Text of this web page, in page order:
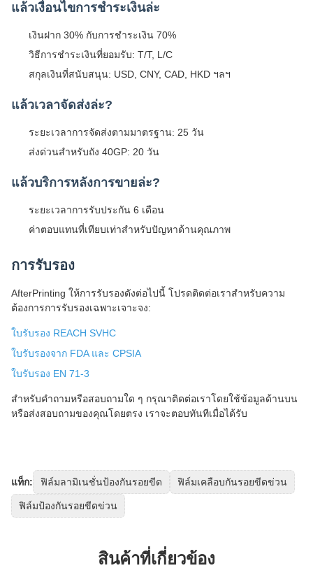
แล้วเงื่อนไขการชําระเงินล่ะ
เงินฝาก 30% กับการชําระเงิน 70%
วิธีการชําระเงินที่ยอมรับ: T/T, L/C
สกุลเงินที่สนับสนุน: USD, CNY, CAD, HKD ฯลฯ
แล้วเวลาจัดส่งล่ะ?
ระยะเวลาการจัดส่งตามมาตรฐาน: 25 วัน
ส่งด่วนสําหรับถัง 40GP: 20 วัน
แล้วบริการหลังการขายล่ะ?
ระยะเวลาการรับประกัน 6 เดือน
ค่าตอบแทนที่เทียบเท่าสําหรับปัญหาด้านคุณภาพ
การรับรอง
AfterPrinting ให้การรับรองดังต่อไปนี้ โปรดติดต่อเราสําหรับความ
ต้องการการรับรองเฉพาะเจาะจง:
ใบรับรอง REACH SVHC
ใบรับรองจาก FDA และ CPSIA
ใบรับรอง EN 71-3
สําหรับคําถามหรือสอบถามใด ๆ กรุณาติดต่อเราโดยใช้ข้อมูลด้านบน
หรือส่งสอบถามของคุณโดยตรง เราจะตอบทันทีเมื่อได้รับ
แท็ก: ฟิล์มลามิเนชั่นป้องกันรอยขีด ฟิล์มเคลือบกันรอยขีดข่วน
ฟิล์มป้องกันรอยขีดข่วน
สินค้าที่เกี่ยวข้อง